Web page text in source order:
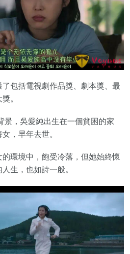
包括電視劇作品獎、劇本獎、最
。
景，吳愛純出生在一個貧困的家
，早年去世。
環境中，飽受冷落，但她始終懷
生，也如詩一般。